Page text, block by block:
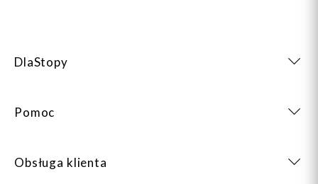
DlaStopy
Pomoc
Obsługa klienta